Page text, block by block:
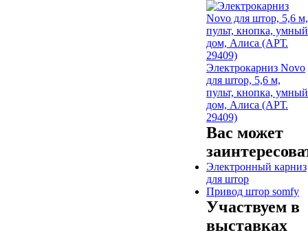
Электрокарниз Novo
для штор, 5,6 м,
пульт, кнопка, умный
дом, Алиса (АРТ.
29409)
Вас может
Электронный карниз
для штор
Привод штор somfy
Участвуем в
выставках